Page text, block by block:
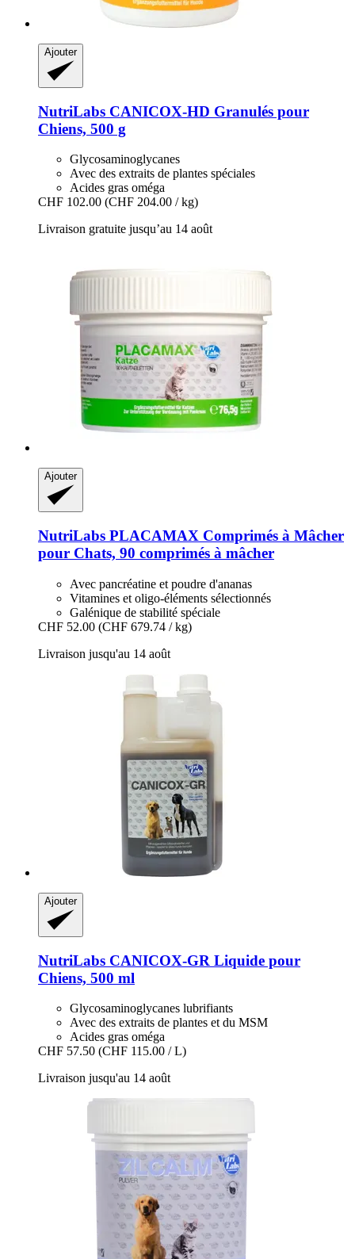
Ajouter
NutriLabs CANICOX-​HD Granulés pour
Chiens, 500 g
Glycosaminoglycanes
Avec des extraits de plantes spéciales
Acides gras oméga
CHF 102.00 (CHF 204.00 / kg)
Livraison gratuite jusqu’au 14 août
Ajouter
NutriLabs PLACAMAX Comprimés à Mâcher
pour Chats, 90 comprimés à mâcher
Avec pancréatine et poudre d'ananas
Vitamines et oligo-éléments sélectionnés
Galénique de stabilité spéciale
CHF 52.00 (CHF 679.74 / kg)
Livraison jusqu'au 14 août
Ajouter
NutriLabs CANICOX-​GR Liquide pour
Chiens, 500 ml
Glycosaminoglycanes lubrifiants
Avec des extraits de plantes et du MSM
Acides gras oméga
CHF 57.50 (CHF 115.00 / L)
Livraison jusqu'au 14 août